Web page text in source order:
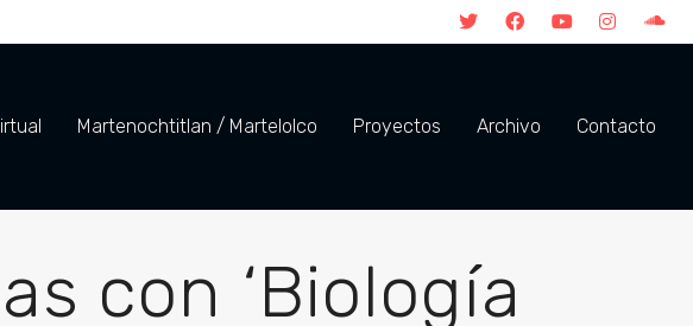
Martenochtitlan / Martelolco Proyectos Archivo Contacto
con ‘Biología